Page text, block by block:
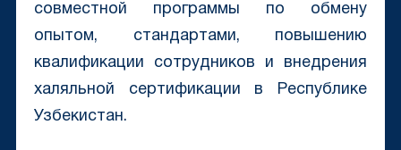
совместной программы по обмену
опытом, стандартами, повышению
квалификации сотрудников и внедрения
халяльной сертификации в Республике
Узбекистан.